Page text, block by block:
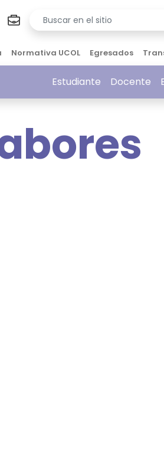
Normativa UCOL Egresados
Estudiante Docente